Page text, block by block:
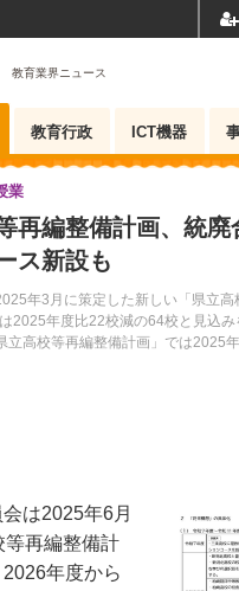
教育業界ニュース
教育行政 ICT機器
再編整備計画、統廃
ス新設も
年3月に策定した新しい「県立高
2025年度比22校減の64校と見込み
立高校等再編整備計画」では2025
業
は2025年6月
等再編整備計
年度から